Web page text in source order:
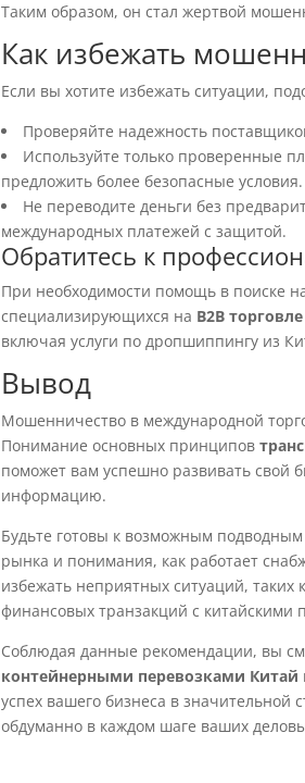
Таким образом, он стал жертвой
Как избежать
Если вы хотите избежать ситуации,
Проверяйте надежность
Используйте только проверенные
предложить более безопасные условия.
Не переводите деньги без
международных платежей с защитой.
Обратитесь к
При необходимости помощь в поиске
специализирующихся на B2B
включая услуги по дропшиппингу из
Вывод
Мошенничество в международной
Понимание основных принципов
поможет вам успешно развивать свой
информацию.
Будьте готовы к возможным
рынка и понимания, как работает
избежать неприятных ситуаций, таких
финансовых транзакций с китайскими
Соблюдая данные рекомендации, вы
контейнерными перевозками Китай
успех вашего бизнеса в значительной
обдуманно в каждом шаге ваших